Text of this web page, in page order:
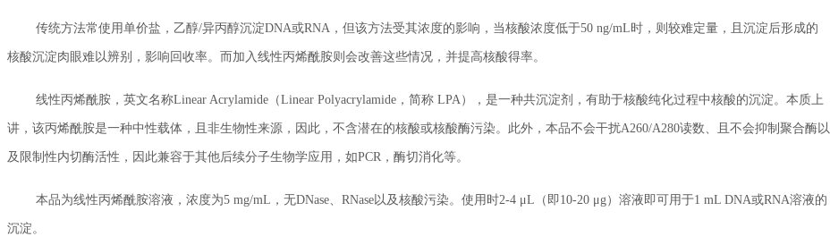
传统方法常使用单价盐，乙醇/异丙醇沉淀DNA或RNA，但该方法受其浓度的影响，当核酸浓度低于50 ng/mL时，则较难定量，且沉淀后形成的
核酸沉淀肉眼难以辨别，影响回收率。而加入线性丙烯酰胺则会改善这些情况，并提高核酸得率。
线性丙烯酰胺，英文名称Linear Acrylamide（Linear Polyacrylamide，简称 LPA），是一种共沉淀剂，有助于核酸纯化过程中核酸的沉淀。本质上
讲，该丙烯酰胺是一种中性载体，且非生物性来源，因此，不含潜在的核酸或核酸酶污染。此外，本品不会干扰A260/A280读数、且不会抑制聚合酶以
及限制性内切酶活性，因此兼容于其他后续分子生物学应用，如PCR，酶切消化等。
本品为线性丙烯酰胺溶液，浓度为5 mg/mL，无DNase、RNase以及核酸污染。使用时2-4 μL（即10-20 μg）溶液即可用于1 mL DNA或RNA溶液的
沉淀。